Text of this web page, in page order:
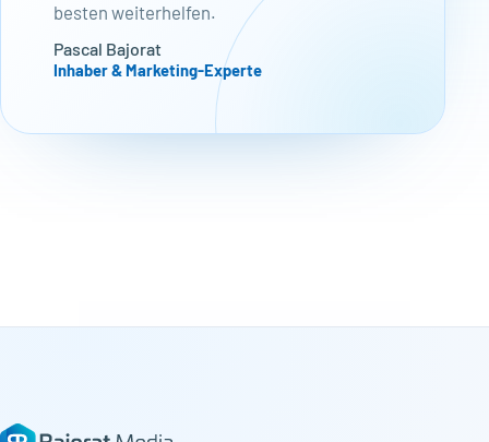
besten weiterhelfen.
Pascal Bajorat
Inhaber & Marketing-Experte